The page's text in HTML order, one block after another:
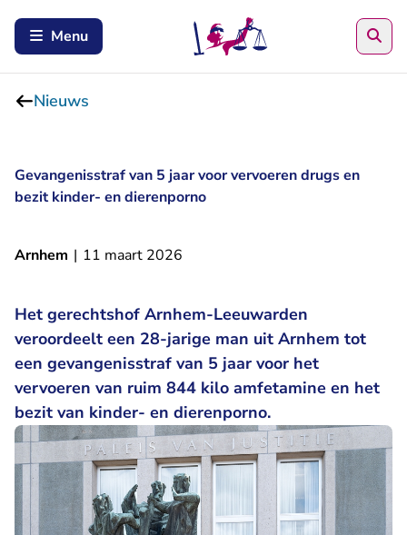
Menu
Nieuws
Gevangenisstraf van 5 jaar voor vervoeren drugs en
bezit kinder- en dierenporno
Arnhem | 11 maart 2026
Het gerechtshof Arnhem-Leeuwarden
veroordeelt een 28-jarige man uit Arnhem tot
een gevangenisstraf van 5 jaar voor het
vervoeren van ruim 844 kilo amfetamine en het
bezit van kinder- en dierenporno.